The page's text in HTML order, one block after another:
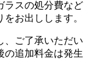
ラスの処分費など
お出しします。
、ご了承いただい
の追加料金は発生